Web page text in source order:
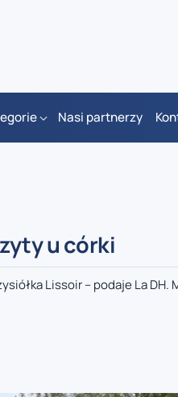
Nasi partnerzy
u córki
Lissoir – podaje La DH.